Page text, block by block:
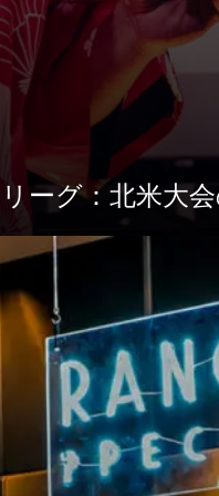
ーグ：北米大